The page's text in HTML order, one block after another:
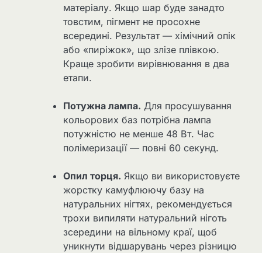
матеріалу. Якщо шар буде занадто
товстим, пігмент не просохне
всередині. Результат — хімічний опік
або «пиріжок», що злізе плівкою.
Краще зробити вирівнювання в два
етапи.
Потужна лампа. Для просушування
кольорових баз потрібна лампа
потужністю не менше 48 Вт. Час
полімеризації — повні 60 секунд.
Опил торця. Якщо ви використовуєте
жорстку камуфлюючу базу на
натуральних нігтях, рекомендується
трохи випиляти натуральний ніготь
зсередини на вільному краї, щоб
уникнути відшарувань через різницю